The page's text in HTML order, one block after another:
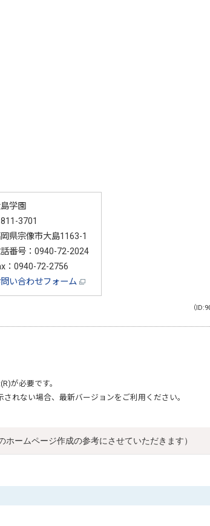
学園
3701
県宗像市大島1163-1
番号： 0940-72-2024
：0940-72-2756
問い合わせフォーム
（
が必要です。
れない場合、最新バージョンをご利用ください。